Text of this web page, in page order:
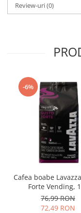
Review-uri(0)
-6%
Cafea boabe
Forte Vending,
76,99 RON
72,49 RON